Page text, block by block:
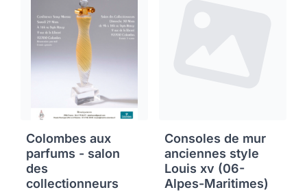
Colombes aux
parfums - salon
des
collectionneurs
Consoles de mur
anciennes style
Louis xv (06-
Alpes-Maritimes)